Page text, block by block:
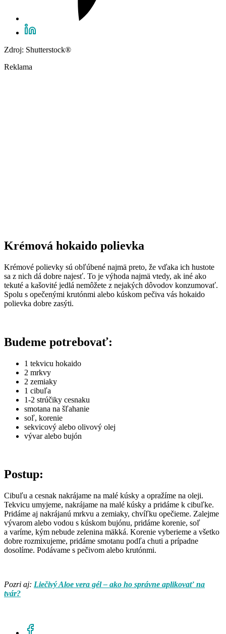
Zdroj: Shutterstock®
Reklama
Krémová hokaido polievka
Krémové polievky sú obľúbené najmä preto, že vďaka ich hustote
sa z nich dá dobre najesť. To je výhoda najmä vtedy, ak iné ako
tekuté a kašovité jedlá nemôžete z nejakých dôvodov konzumovať.
Spolu s opečenými krutónmi alebo kúskom pečiva vás hokaido
polievka dobre zasýti.
Budeme potrebovať:
1 tekvicu hokaido
2 mrkvy
2 zemiaky
1 cibuľa
1-2 strúčiky cesnaku
smotana na šľahanie
soľ, korenie
sekvicový alebo olivový olej
vývar alebo bujón
Postup:
Cibuľu a cesnak nakrájame na malé kúsky a opražíme na oleji.
Tekvicu umyjeme, nakrájame na malé kúsky a pridáme k cibuľke.
Pridáme aj nakrájanú mrkvu a zemiaky, chvíľku opečieme. Zalejme
vývarom alebo vodou s kúskom bujónu, pridáme korenie, soľ
a varíme, kým nebude zelenina mäkká. Korenie vyberieme a všetko
dobre rozmixujeme, pridáme smotanu podľa chuti a prípadne
dosolíme. Podávame s pečivom alebo krutónmi.
Pozri aj: Liečivý Aloe vera gél – ako ho správne aplikovať na
tvár?